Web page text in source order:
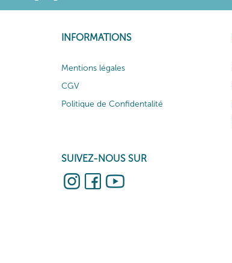
INFORMATIONS
Mentions légales
CGV
Politique de Confidentalité
SUIVEZ-NOUS SUR